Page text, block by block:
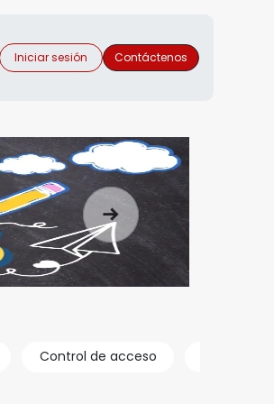
Iniciar sesión Contáctenos
Siguiente
Control de acceso